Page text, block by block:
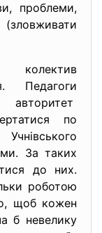
проблеми,
Педагоги
по
За таких
до них.
роботою
щоб кожен
б невелику